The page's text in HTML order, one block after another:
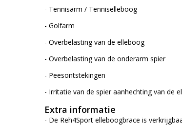
- Tennisarm / Tenniselleboog
- Golfarm
- Overbelasting van de elleboog
- Overbelasting van de onderarm spier
- Peesontstekingen
- Irritatie van de spier aanhechting van de
Extra informatie
- De Reh4Sport elleboogbrace is